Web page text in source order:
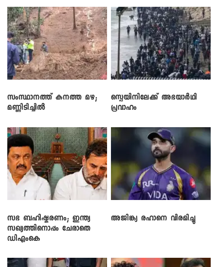
സംസ്ഥാനത്ത് കനത്ത മഴ;
മണ്ണിടിച്ചിൽ
സ്പെയിനിലേക്ക് അഭയാർഥി
പ്രവാഹം
സഭ ബഹിഷ്കരണം; ഇന്ത്യ
സഖ്യത്തിനൊപ്പം ചേരാതെ
ഡിഎംകെ
അജിങ്ക്യ രഹാനെ വിരമിച്ചു